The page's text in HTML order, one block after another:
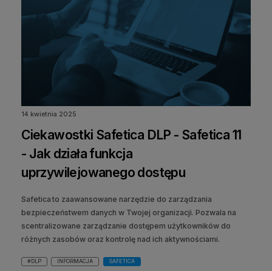
14 kwietnia 2025
Ciekawostki Safetica DLP - Safetica 11
- Jak działa funkcja
uprzywilejowanego dostępu
Safetica to zaawansowane narzędzie do zarządzania
bezpieczeństwem danych w Twojej organizacji. Pozwala na
scentralizowane zarządzanie dostępem użytkowników do
różnych zasobów oraz kontrolę nad ich aktywnościami.
#DLP INFORMACJA SAFETICA